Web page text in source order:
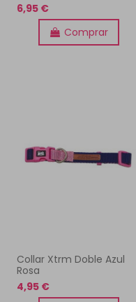
6,95 €
Comprar
Collar Xtrm Doble Azul
Rosa
4,95 €